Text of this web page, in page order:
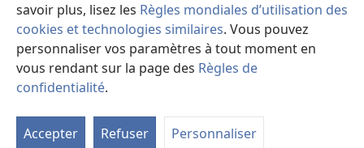
savoir plus, lisez les Règles mondiales d’utilisation des
cookies et technologies similaires. Vous pouvez
personnaliser vos paramètres à tout moment en
vous rendant sur la page des Règles de
confidentialité.
Accepter Refuser Personnaliser
Copyright© 2026 Watch Tower Bible and Tract Society of Pennsylvania.
CONDITIONS D’UTILISATION
PARAMÈTRES DE CONFIDENTIALITÉ